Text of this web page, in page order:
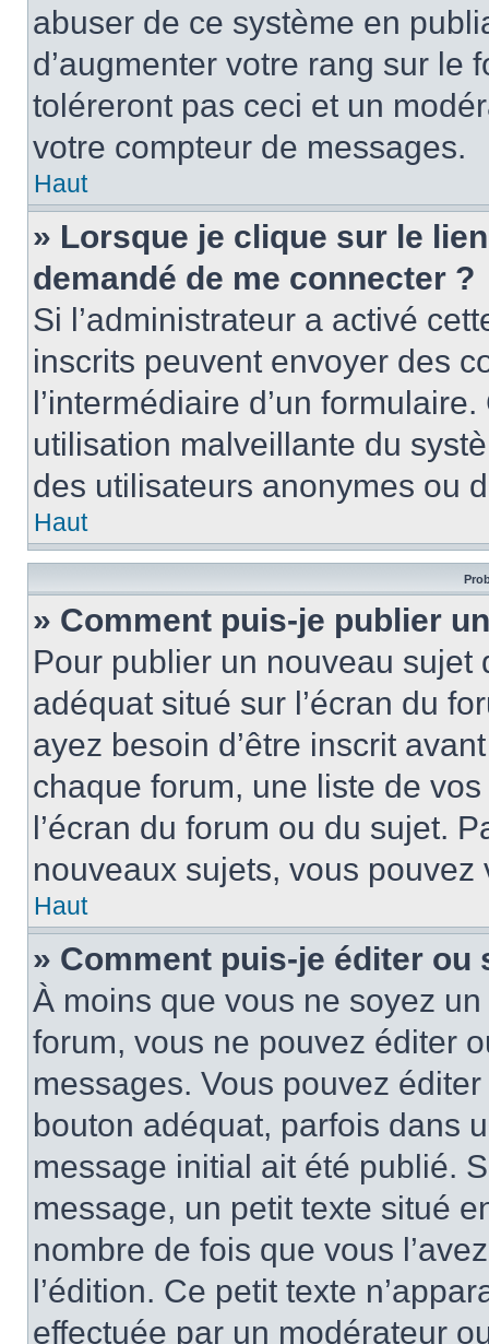
abuser de ce système en
d’augmenter votre rang sur le
toléreront pas ceci et un
votre compteur de messages.
Haut
» Lorsque je clique sur le
demandé de me connecter ?
Si l’administrateur a activé
inscrits peuvent envoyer des
l’intermédiaire d’un
utilisation malveillante du
des utilisateurs anonymes ou
Haut
» Comment puis-je publier
Pour publier un nouveau
adéquat situé sur l’écran du
ayez besoin d’être inscrit
chaque forum, une liste de
l’écran du forum ou du sujet.
nouveaux sujets, vous
Haut
» Comment puis-je éditer
À moins que vous ne soyez
forum, vous ne pouvez éditer
messages. Vous pouvez
bouton adéquat, parfois dans
message initial ait été publié.
message, un petit texte situé
nombre de fois que vous
l’édition. Ce petit texte
effectuée par un modérateur